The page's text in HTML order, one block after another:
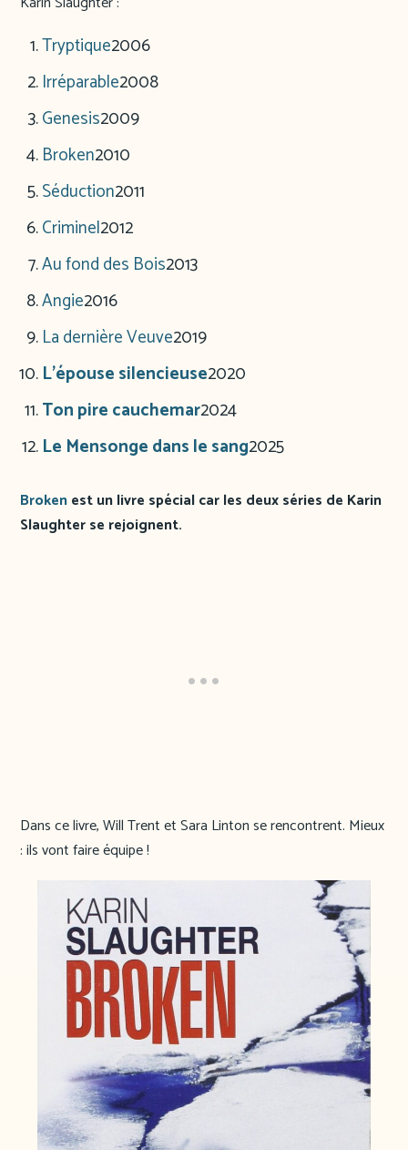
Tryptique2006
Irréparable2008
Genesis2009
Broken2010
Séduction2011
Criminel2012
Au fond des Bois2013
Angie2016
La dernière Veuve2019
L’épouse silencieuse2020
Ton pire cauchemar2024
Le Mensonge dans le sang2025
Brokenest un livre spécial car les deux séries de Karin
Slaughter se rejoignent.
Dans ce livre, Will Trent et Sara Linton se rencontrent. Mieux
: ils vont faire équipe !